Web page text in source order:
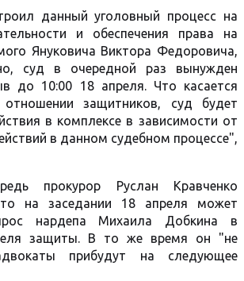
данный уголовный процесс на
и обеспечения права на
Януковича Виктора Федоровича,
суд в очередной раз вынужден
до 10:00 18 апреля. Что касается
отношении защитников, суд будет
в комплексе в зависимости от
в данном судебном процессе",
прокурор Руслан Кравченко
на заседании 18 апреля может
нардепа Михаила Добкина в
защиты. В то же время он "не
прибудут на следующее